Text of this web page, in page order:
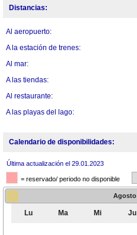
Distancias:
Al aeropuerto:
A la estación de trenes:
Al mar:
A las tiendas:
Al restaurante:
A las playas del lago:
Calendario de disponibilidades:
Última actualización el 29.01.2023
= reservado/ periodo no disponible
Agosto
Lu Ma Mi Ju